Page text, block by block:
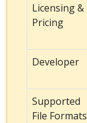
Licensing &
Pricing
Developer
Supported
File Formats